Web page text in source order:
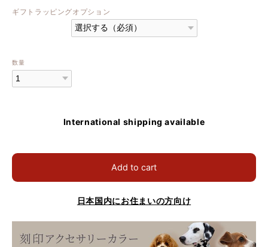
ギフトラッピングオプション
数量
International shipping available
Add to cart
日本国内にお住まいの方向け